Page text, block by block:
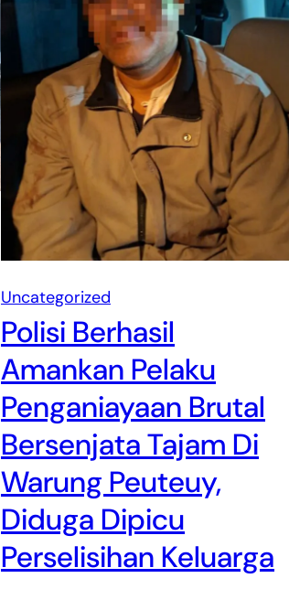
Uncategorized
Polisi Berhasil
Amankan Pelaku
Penganiayaan Brutal
Bersenjata Tajam Di
Warung Peuteuy,
Diduga Dipicu
Perselisihan Keluarga